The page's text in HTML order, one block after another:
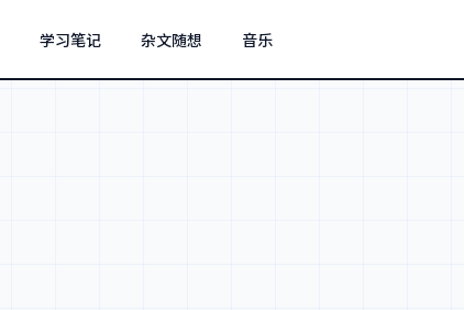
学习笔记 杂文随想 音乐